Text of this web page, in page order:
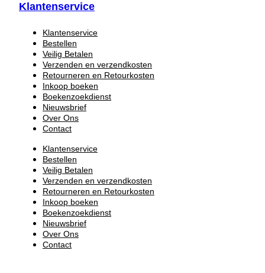
Klantenservice
Klantenservice
Bestellen
Veilig Betalen
Verzenden en verzendkosten
Retourneren en Retourkosten
Inkoop boeken
Boekenzoekdienst
Nieuwsbrief
Over Ons
Contact
Klantenservice
Bestellen
Veilig Betalen
Verzenden en verzendkosten
Retourneren en Retourkosten
Inkoop boeken
Boekenzoekdienst
Nieuwsbrief
Over Ons
Contact